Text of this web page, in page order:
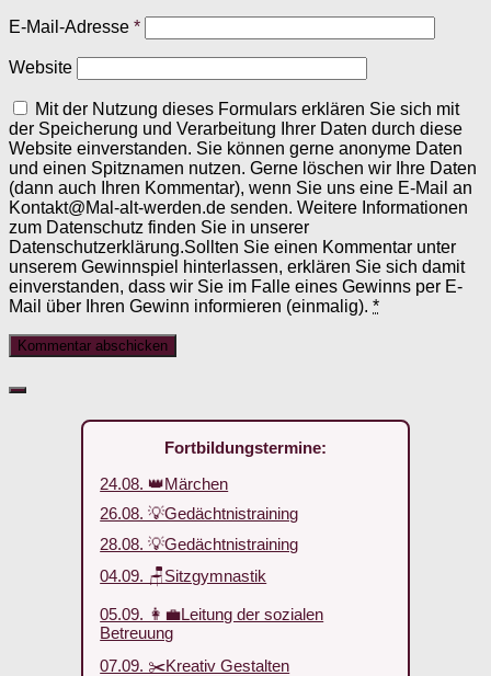
E-Mail-Adresse *
Website
Mit der Nutzung dieses Formulars erklären Sie sich mit
der Speicherung und Verarbeitung Ihrer Daten durch diese
Website einverstanden. Sie können gerne anonyme Daten
und einen Spitznamen nutzen. Gerne löschen wir Ihre Daten
(dann auch Ihren Kommentar), wenn Sie uns eine E-Mail an
Kontakt@Mal-alt-werden.de senden. Weitere Informationen
zum Datenschutz finden Sie in unserer
Datenschutzerklärung.Sollten Sie einen Kommentar unter
unserem Gewinnspiel hinterlassen, erklären Sie sich damit
einverstanden, dass wir Sie im Falle eines Gewinns per E-
Mail über Ihren Gewinn informieren (einmalig). *
Fortbildungstermine:
24.08. 👑Märchen
26.08. 💡Gedächtnistraining
28.08. 💡Gedächtnistraining
04.09. 🪑Sitzgymnastik
05.09. 👩‍💼Leitung der sozialen
Betreuung
07.09. ✂️Kreativ Gestalten